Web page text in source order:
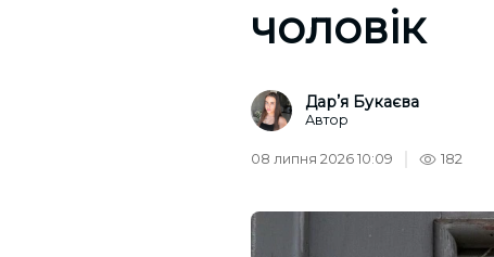
чоловік
Дарʼя Букаєва
Автор
08 липня 2026 10:09 182